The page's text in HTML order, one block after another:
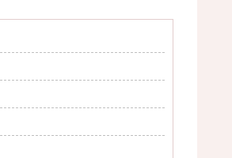
女装お笑い芸人さんと電撃結...
接待問題が今日まで大騒ぎになら...